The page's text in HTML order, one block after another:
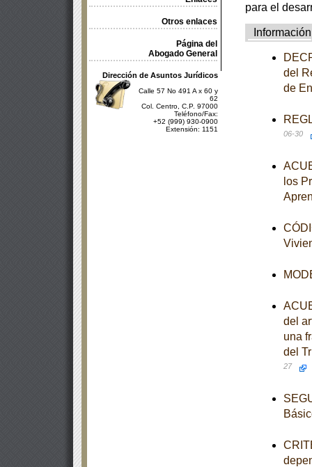
Otros enlaces
Página del
Abogado General
Dirección de Asuntos Jurídicos
Calle 57 No 491 A x 60 y
62
Col. Centro, C.P. 97000
Teléfono/Fax:
+52 (999) 930-0900
Extensión: 1151
para el
Información
del
de
06-30
los
del
una
del
27